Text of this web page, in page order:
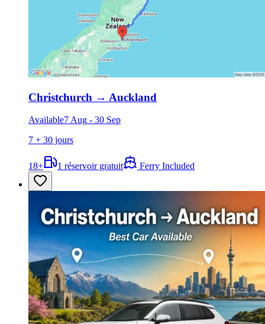
Christchurch → Auckland
Available7 Aug - 30 Sep
7 + 30 jours
18+ 1 réservoir gratuit Ferry Included